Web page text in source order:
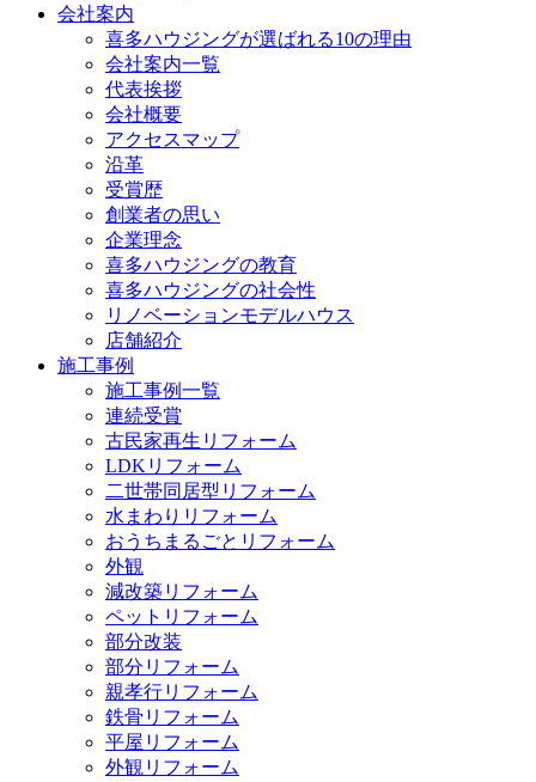
会社案内
喜多ハウジングが選ばれる10の理由
会社案内一覧
代表挨拶
会社概要
アクセスマップ
沿革
受賞歴
創業者の思い
企業理念
喜多ハウジングの教育
喜多ハウジングの社会性
リノベーションモデルハウス
店舗紹介
施工事例
施工事例一覧
連続受賞
古民家再生リフォーム
LDKリフォーム
二世帯同居型リフォーム
水まわりリフォーム
おうちまるごとリフォーム
外観
減改築リフォーム
ペットリフォーム
部分改装
部分リフォーム
親孝行リフォーム
鉄骨リフォーム
平屋リフォーム
外観リフォーム